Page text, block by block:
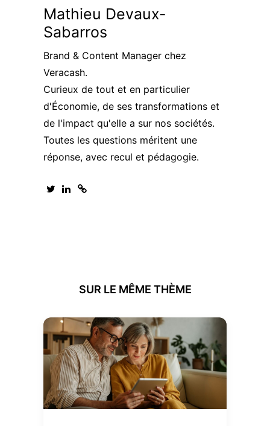
Mathieu Devaux-
Sabarros
Brand & Content Manager chez
Veracash.
Curieux de tout et en particulier
d'Économie, de ses transformations et
de l'impact qu'elle a sur nos sociétés.
Toutes les questions méritent une
réponse, avec recul et pédagogie.
SUR LE MÊME THÈME